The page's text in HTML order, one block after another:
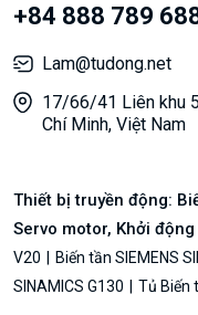
+84 888 789
Lam@tudong.net
17/66/41 Liên khu
Chí Minh, Việt Nam
Thiết bị truyền động:
Servo motor, Khởi động
V20
Biến tần SIEMENS
SINAMICS G130
Tủ Biến